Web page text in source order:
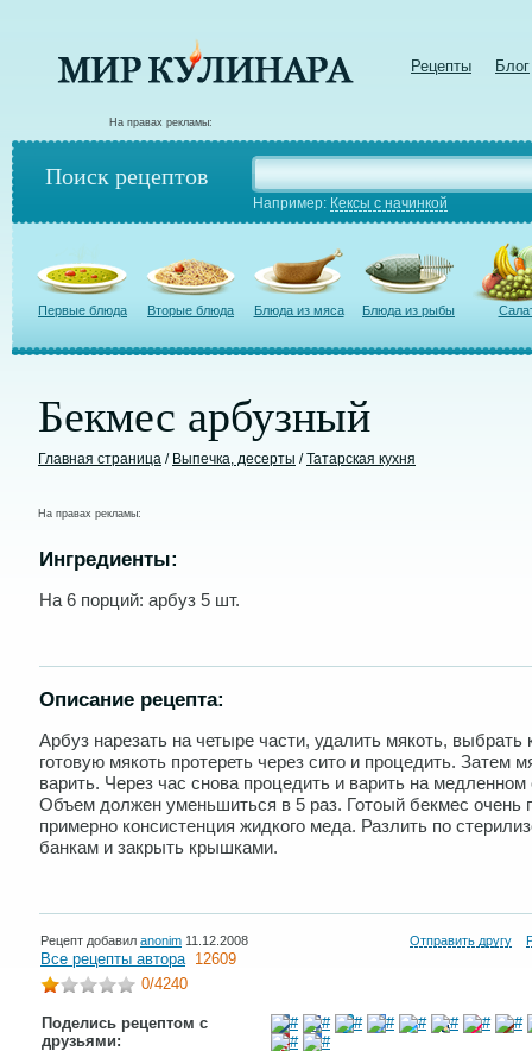
Рецепты Блог
На правах рекламы:
Поиск рецептов
Например: Кексы с начинкой
Первые блюда Вторые блюда Блюда из мяса Блюда из рыбы
Бекмес арбузный
Главная страница / Выпечка, десерты /Татарская кухня
На правах рекламы:
Ингредиенты:
На 6 порций: арбуз 5 шт.
Описание рецепта:
Арбуз нарезать на четыре части, удалить мякоть, выбрать
готовую мякоть протереть через сито и процедить. Затем
варить. Через час снова процедить и варить на медленном
Объем должен уменьшиться в 5 раз. Готоый бекмес очень
примерно консистенция жидкого меда. Разлить по
банкам и закрыть крышками.
Рецепт добавил anonim 11.12.2008 Отправить другу
Все рецепты автора 12609
0/4240
Поделись рецептом с
друзьями: